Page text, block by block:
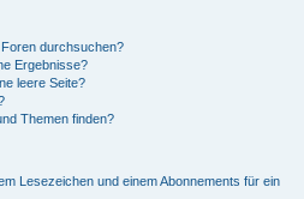
durchsuchen?
Ergebnisse?
leere Seite?
Themen finden?
Lesezeichen und einem Abonnements für ein